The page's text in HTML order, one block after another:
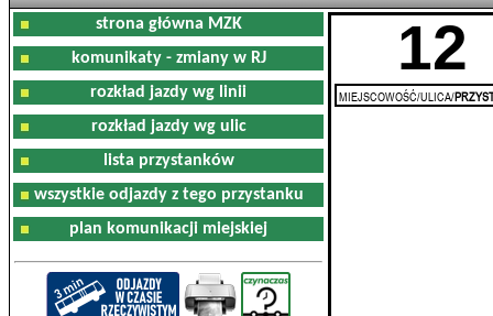
strona główna MZK
komunikaty - zmiany w RJ
rozkład jazdy wg linii
rozkład jazdy wg ulic
lista przystanków
wszystkie odjazdy z tego przystanku
plan komunikacji miejskiej
12
MIEJSCOWOŚĆ/ULICA/